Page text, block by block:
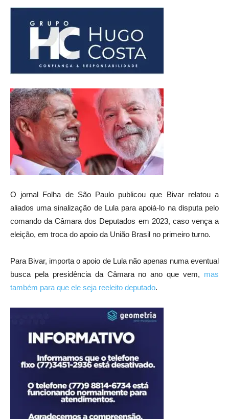
O jornal Folha de São Paulo publicou que Bivar relatou a
aliados uma sinalização de Lula para apoiá-lo na disputa pelo
comando da Câmara dos Deputados em 2023, caso vença a
eleição, em troca do apoio da União Brasil no primeiro turno.
Para Bivar, importa o apoio de Lula não apenas numa eventual
busca pela presidência da Câmara no ano que vem, mas
também para que ele seja reeleito deputado.